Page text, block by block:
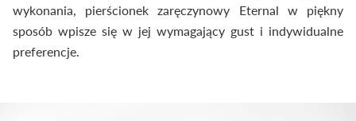
wykonania, pierścionek zaręczynowy Eternal w piękny
sposób wpisze się w jej wymagający gust i indywidualne
preferencje.